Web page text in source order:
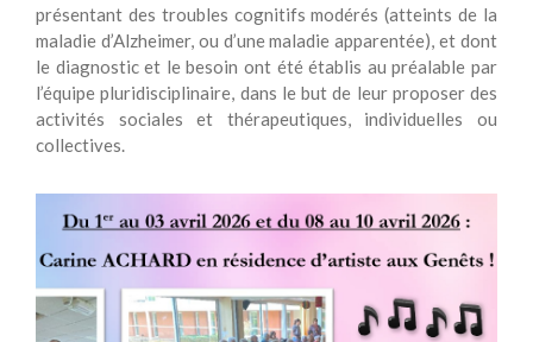
présentant des troubles cognitifs modérés (atteints de la
maladie d’Alzheimer, ou d’une maladie apparentée), et dont
le diagnostic et le besoin ont été établis au préalable par
l’équipe pluridisciplinaire, dans le but de leur proposer des
activités sociales et thérapeutiques, individuelles ou
collectives.